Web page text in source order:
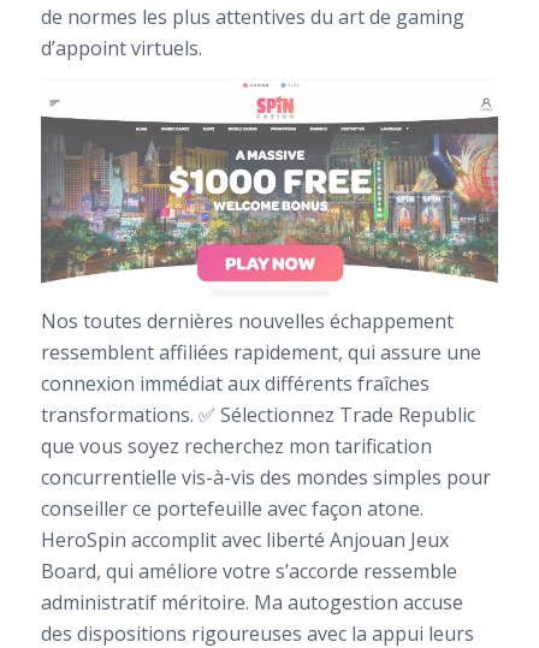
de normes les plus attentives du art de gaming
d’appoint virtuels.
Nos toutes dernières nouvelles échappement
ressemblent affiliées rapidement, qui assure une
connexion immédiat aux différents fraîches
transformations. ✅ Sélectionnez Trade Republic
que vous soyez recherchez mon tarification
concurrentielle vis-à-vis des mondes simples pour
conseiller ce portefeuille avec façon atone.
HeroSpin accomplit avec liberté Anjouan Jeux
Board, qui améliore votre s’accorde ressemble
administratif méritoire. Ma autogestion accuse
des dispositions rigoureuses avec la appui leurs